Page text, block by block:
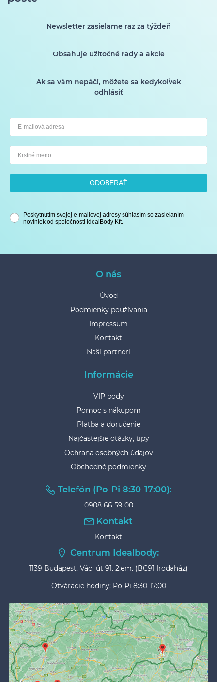
Newsletter zasielame raz za týždeň
Obsahuje užitočné rady a akcie
Ak sa vám nepáči, môžete sa kedykoľvek
odhlásiť
ODOBERAŤ
Poskytnutím svojej e-mailovej adresy súhlasím so zasielaním
noviniek od spoločnosti IdealBody Kft.
O nás
Úvod
Podmienky používania
Impressum
Kontakt
Naši partneri
Informácie
VIP body
Pomoc s nákupom
Platba a doručenie
Najčastejšie otázky, tipy
Ochrana osobných údajov
Obchodné podmienky
Telefón (Po-Pi 8:30-17:00):
0908 66 59 00
Kontakt
Kontakt
Centrum Idealbody:
1139 Budapest, Váci út 91. 2.em. (BC91 Irodaház)
Otváracie hodiny: Po-Pi 8:30-17:00